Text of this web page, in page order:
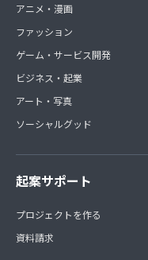
アニメ・漫画
ファッション
ゲーム・サービス開発
ビジネス・起業
アート・写真
ソーシャルグッド
起案サポート
プロジェクトを作る
資料請求